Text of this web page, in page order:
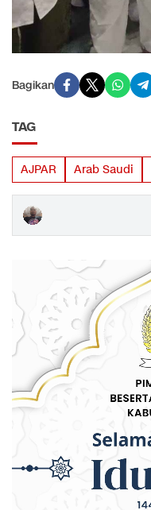
Bagikan
TAG
AJPAR Arab Saudi